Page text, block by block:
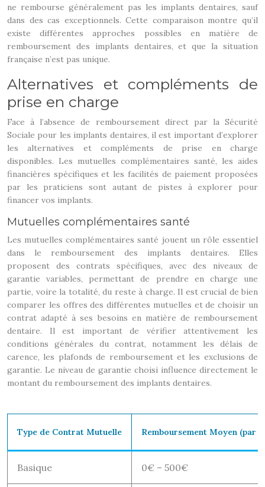
ne rembourse généralement pas les implants dentaires, sauf
dans des cas exceptionnels. Cette comparaison montre qu’il
existe différentes approches possibles en matière de
remboursement des implants dentaires, et que la situation
française n’est pas unique.
Alternatives et compléments de
prise en charge
Face à l’absence de remboursement direct par la Sécurité
Sociale pour les implants dentaires, il est important d’explorer
les alternatives et compléments de prise en charge
disponibles. Les mutuelles complémentaires santé, les aides
financières spécifiques et les facilités de paiement proposées
par les praticiens sont autant de pistes à explorer pour
financer vos implants.
Mutuelles complémentaires santé
Les mutuelles complémentaires santé jouent un rôle essentiel
dans le remboursement des implants dentaires. Elles
proposent des contrats spécifiques, avec des niveaux de
garantie variables, permettant de prendre en charge une
partie, voire la totalité, du reste à charge. Il est crucial de bien
comparer les offres des différentes mutuelles et de choisir un
contrat adapté à ses besoins en matière de remboursement
dentaire. Il est important de vérifier attentivement les
conditions générales du contrat, notamment les délais de
carence, les plafonds de remboursement et les exclusions de
garantie. Le niveau de garantie choisi influence directement le
montant du remboursement des implants dentaires.
Type de Contrat Mutuelle Remboursement Moyen (par
Basique 0€ – 500€